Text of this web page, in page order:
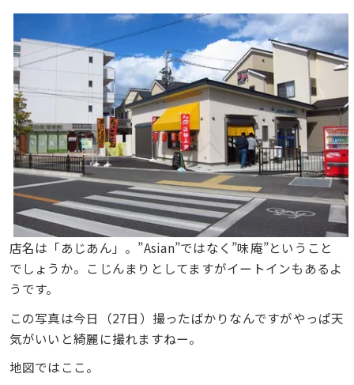
店名は「あじあん」。”Asian”ではなく”味庵”ということ
でしょうか。こじんまりとしてますがイートインもあるよ
うです。
この写真は今日（27日）撮ったばかりなんですがやっぱ天
気がいいと綺麗に撮れますねー。
地図ではここ。